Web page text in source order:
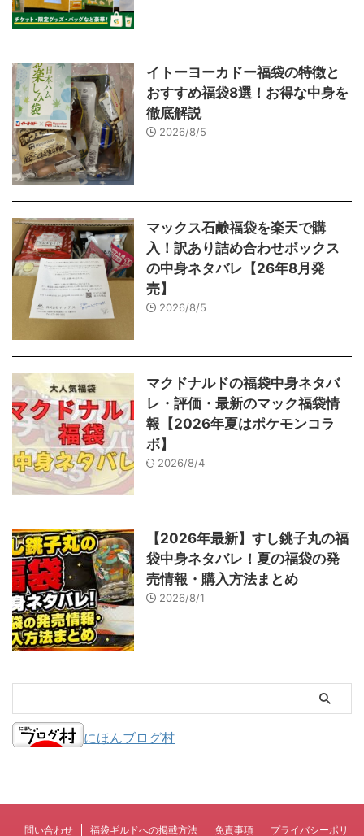
イトーヨーカドー福袋の特徴と
おすすめ福袋8選！お得な中身を
徹底解説
2026/8/5
マックス石鹸福袋を楽天で購
入！訳あり詰め合わせボックス
の中身ネタバレ【26年8月発
売】
2026/8/5
マクドナルドの福袋中身ネタバ
レ・評価・最新のマック福袋情
報【2026年夏はポケモンコラ
ボ】
2026/8/4
【2026年最新】すし銚子丸の福
袋中身ネタバレ！夏の福袋の発
売情報・購入方法まとめ
2026/8/1
にほんブログ村
問い合わせ 福袋ギルドへの掲載方法 免責事項 プライバシーポリ